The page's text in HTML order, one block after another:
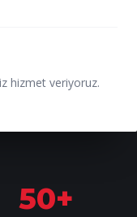
hizmet veriyoruz.
50+